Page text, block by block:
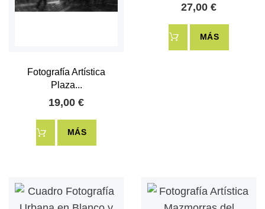
Fotografía Artística
Plaza...
19,00 €
MÁS
27,00 €
MÁS